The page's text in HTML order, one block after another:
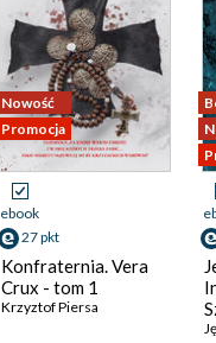
Nowość
Promocja
ebook
27 pkt
Konfraternia. Vera
Crux - tom 1
Krzyztof Piersa